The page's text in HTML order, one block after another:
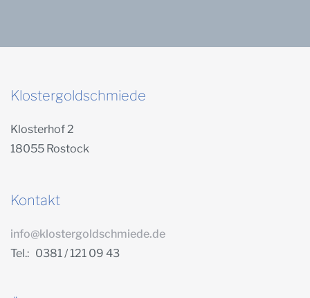
Klostergoldschmiede
Klosterhof 2
18055 Rostock
Kontakt
info@klostergoldschmiede.de
Tel.: 0381 / 121 09 43